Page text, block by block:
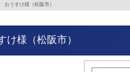
おうすけ様（松阪市）
け様（松阪市）